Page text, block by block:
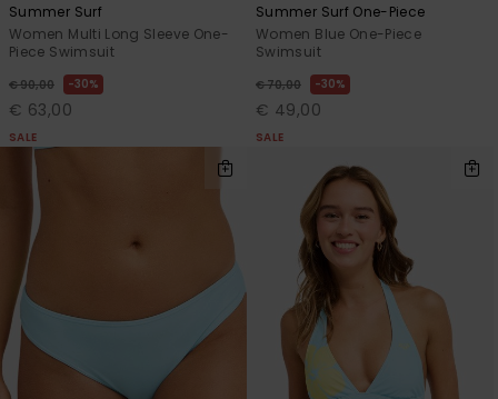
Summer Surf
Women Multi Long Sleeve One-
Piece Swimsuit
€ 90,00 30%
€ 63,00
SALE
Summer Surf One-Piece
Women Blue One-Piece
Swimsuit
€ 70,00 30%
€ 49,00
SALE